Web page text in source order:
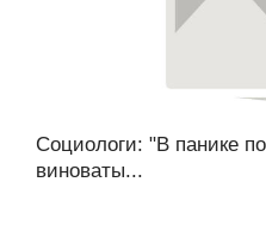
Социологи: "В панике
виноваты...